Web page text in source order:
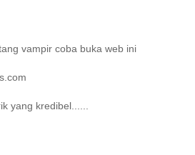
vampir coba buka web ini
yang kredibel......